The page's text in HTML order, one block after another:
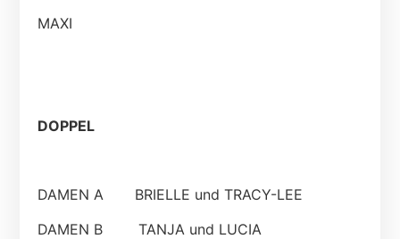
MAXI
DOPPEL
DAMEN A BRIELLE und TRACY-LEE
DAMEN B TANJA und LUCIA